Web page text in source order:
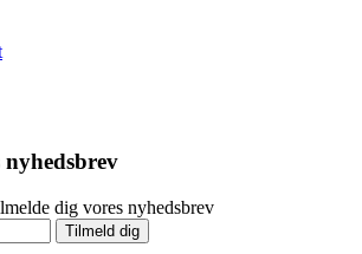
dig vores nyhedsbrev
Tilmeld dig